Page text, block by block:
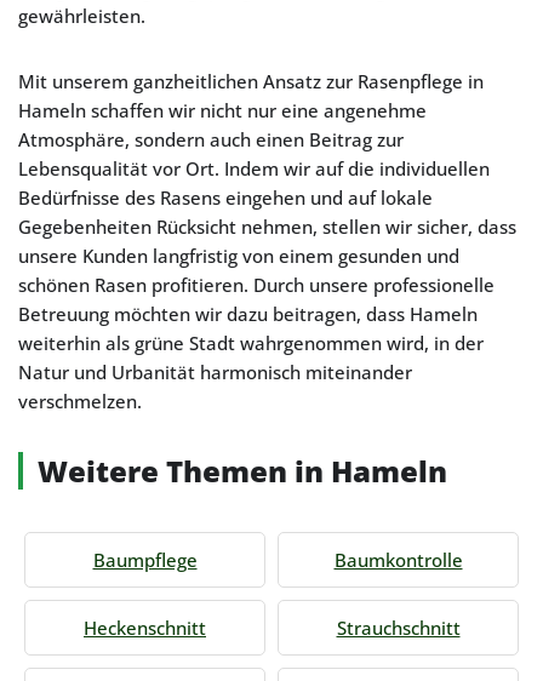
gewährleisten.
Mit unserem ganzheitlichen Ansatz zur Rasenpflege in
Hameln schaffen wir nicht nur eine angenehme
Atmosphäre, sondern auch einen Beitrag zur
Lebensqualität vor Ort. Indem wir auf die individuellen
Bedürfnisse des Rasens eingehen und auf lokale
Gegebenheiten Rücksicht nehmen, stellen wir sicher, dass
unsere Kunden langfristig von einem gesunden und
schönen Rasen profitieren. Durch unsere professionelle
Betreuung möchten wir dazu beitragen, dass Hameln
weiterhin als grüne Stadt wahrgenommen wird, in der
Natur und Urbanität harmonisch miteinander
verschmelzen.
Weitere Themen in Hameln
Baumpflege Baumkontrolle
Heckenschnitt Strauchschnitt